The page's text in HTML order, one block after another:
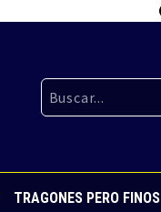
TRAGONES PERO FINOS